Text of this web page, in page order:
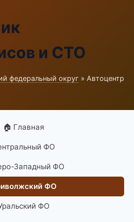
и СТО
федеральный округ » Автоцентр
🏠 Главная
ФО
Западный ФО
ФО
ФО